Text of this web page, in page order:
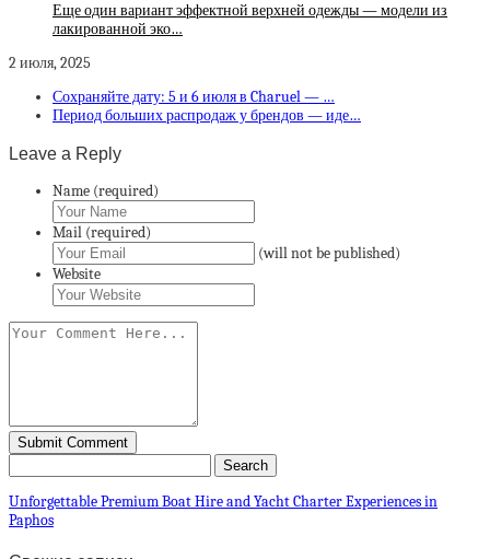
Еще один вариант эффектной верхней одежды — модели из
лакированной эко…
2 июля, 2025
Сохраняйте дату: 5 и 6 июля в Charuel — …
Период больших распродаж у брендов — иде…
Leave a Reply
Name (required)
Mail (required)
(will not be published)
Website
Unforgettable Premium Boat Hire and Yacht Charter Experiences in
Paphos